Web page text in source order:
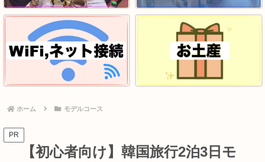
ホーム モデルコース
PR
【初心者向け】韓国旅行2泊3日モ